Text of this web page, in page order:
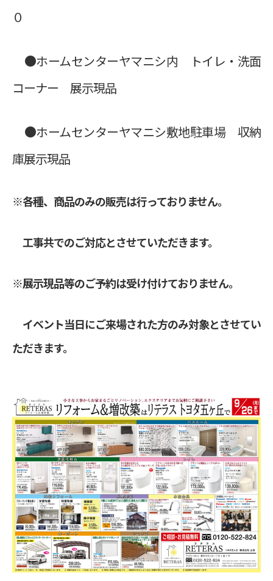
０
●ホームセンターヤマニシ内 トイレ・洗面
コーナー 展示現品
●ホームセンターヤマニシ敷地駐車場 収納
庫展示現品
※各種、商品のみの販売は行っておりません。
工事共でのご対応とさせていただきます。
※展示現品等のご予約は受け付けておりません。
イベント当日にご来場された方のみ対象とさせてい
ただきます。